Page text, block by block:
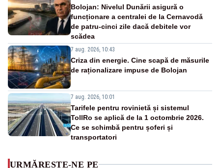
Bolojan: Nivelul Dunării asigură o
funcționare a centralei de la Cernavodă
de patru-cinci zile dacă debitele vor
scădea
7 aug. 2026, 10:43
Criza din energie. Cine scapă de măsurile
de raționalizare impuse de Bolojan
7 aug. 2026, 10:01
Tarifele pentru rovinietă și sistemul
TollRo se aplică de la 1 octombrie 2026.
Ce se schimbă pentru șoferi și
transportatori
URMĂREȘTE-NE PE